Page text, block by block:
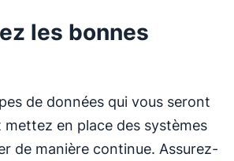
les bonnes
de données qui vous seront
mettez en place des systèmes
de manière continue. Assurez-